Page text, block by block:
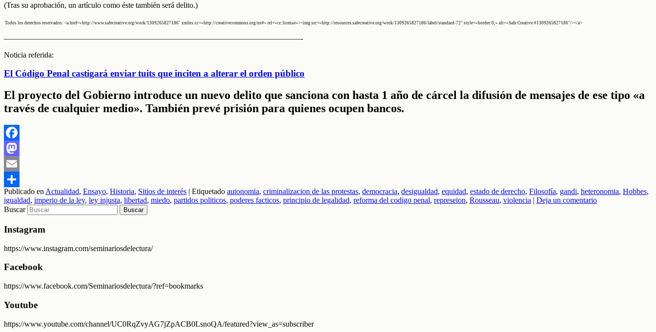
(Tras su aprobación, un artículo como éste también será delito.)
Todos los derechos reservados: <a href=»http://www.safecreative.org/work/1309265827186″ xmlns:cc=»http://creativecommons.org/ns#» rel=»cc:license»><img src=»http://resources.safecreative.org/work/1309265827186/label/standard-72″ style=»border:0;» alt=»Safe Creative #1309265827186″/></a>
——————————————————————————————————————-
Noticia referida:
El Código Penal castigará enviar tuits que inciten a alterar el orden público
El proyecto del Gobierno introduce un nuevo delito que sanciona con hasta 1 año de cárcel la difusión de mensajes de ese tipo «a
través de cualquier medio». También prevé prisión para quienes ocupen bancos.
Facebook
Mastodon
Email
Compartir
Publicado en Actualidad, Ensayo, Historia, Sitios de interés | Etiquetado autonomia, criminalizacion de las protestas, democracia, desigualdad, equidad, estado de derecho, Filosofía, gandi, heteronomia, Hobbes,
igualdad, imperio de la ley, ley injusta, libertad, miedo, partidos politicos, poderes facticos, principio de legalidad, reforma del codigo penal, represeion, Rousseau, violencia | Deja un comentario
Buscar
Instagram
https://www.instagram.com/seminariosdelectura/
Facebook
https://www.facebook.com/Seminariosdelectura/?ref=bookmarks
Youtube
https://www.youtube.com/channel/UC0RqZvyAG7jZpACB0LsnoQA/featured?view_as=subscriber